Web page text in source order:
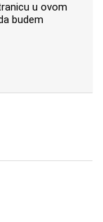
u ovom
budem